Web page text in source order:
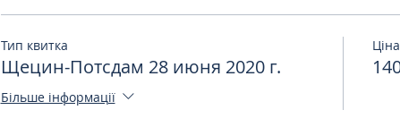
Тип квитка
Щецин-Потсдам 28 июня 2020 г.
Більше інформації
Ціна